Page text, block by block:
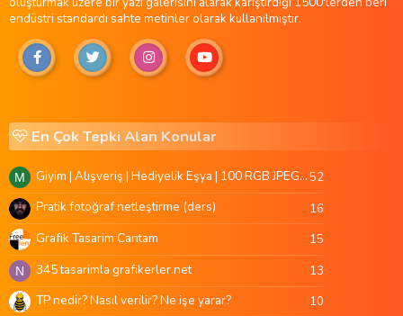
endüstri standardı sahte metinler olarak kullanılmıştır.
En Çok Tepki Alan Konular
M Giyim | Alışveriş | Hediyelik Eşya | 100 RGB JPEG Images | 5920x4420 Pixels | 501 MB52
Pratik fotoğraf netleştirme (ders) 16
Grafik Tasarim Cantam 15
N 345 tasarimla grafikerler.net 13
TP nedir? Nasıl verilir? Ne işe yarar? 10